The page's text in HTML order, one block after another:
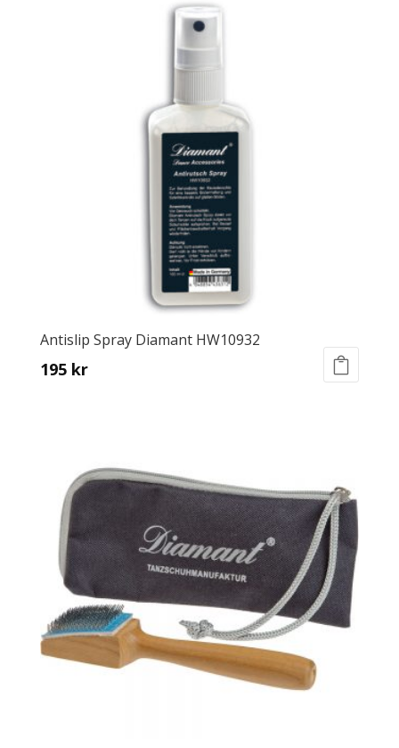
Antislip Spray Diamant HW10932
195 kr